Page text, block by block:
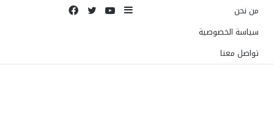
من نحن
سياسة الخصوصية
تواصل معنا
إضافة يوتيوبتويتر